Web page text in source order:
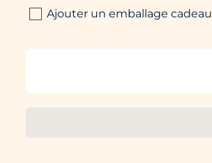
Ajouter un emballage cadeau